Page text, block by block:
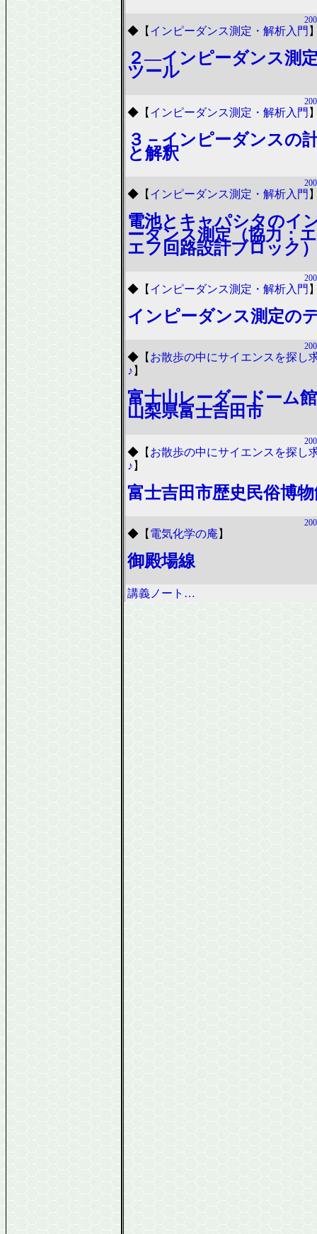
◆ 【 インピーダンス測定・解析入門
２―インピーダンス測
ツール
◆ 【 インピーダンス測定・解析入門
３－インピーダンスの
と解釈
◆ 【 インピーダンス測定・解析入門
電池とキャパシタのイ
ーダンス測定（協力：
エフ回路設計ブロック
◆ 【 インピーダンス測定・解析入門
インピーダンス測定の
◆ 【 お散歩の中にサイエンスを探し
♪ 】
富士山レーダードーム
山梨県富士吉田市
◆ 【 お散歩の中にサイエンスを探し
♪ 】
富士吉田市歴史民俗博
◆ 【 電気化学の庵 】
御殿場線
講義ノート…